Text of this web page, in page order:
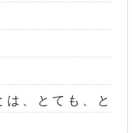
は、とても、と